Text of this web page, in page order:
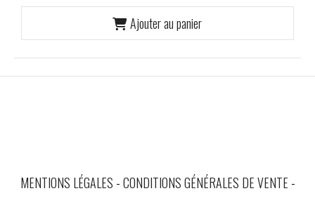
Ajouter au panier
MENTIONS LÉGALES CONDITIONS GÉNÉRALES DE VENTE